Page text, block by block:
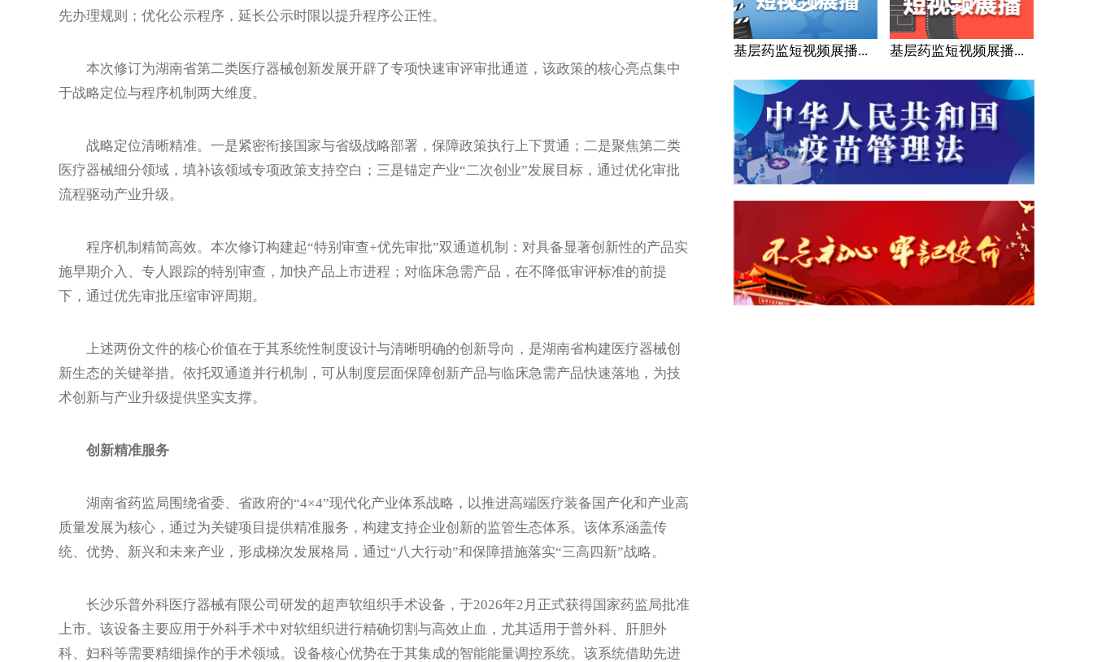
先办理规则；优化公示程序，延长公示时限以提升程序公正性。
本次修订为湖南省第二类医疗器械创新发展开辟了专项快速审评审批通道，该政策的核心亮点集中
于战略定位与程序机制两大维度。
战略定位清晰精准。一是紧密衔接国家与省级战略部署，保障政策执行上下贯通；二是聚焦第二类
医疗器械细分领域，填补该领域专项政策支持空白；三是锚定产业“二次创业”发展目标，通过优化审批
流程驱动产业升级。
程序机制精简高效。本次修订构建起“特别审查+优先审批”双通道机制：对具备显著创新性的产品实
施早期介入、专人跟踪的特别审查，加快产品上市进程；对临床急需产品，在不降低审评标准的前提
下，通过优先审批压缩审评周期。
上述两份文件的核心价值在于其系统性制度设计与清晰明确的创新导向，是湖南省构建医疗器械创
新生态的关键举措。依托双通道并行机制，可从制度层面保障创新产品与临床急需产品快速落地，为技
术创新与产业升级提供坚实支撑。
创新精准服务
湖南省药监局围绕省委、省政府的“4×4”现代化产业体系战略，以推进高端医疗装备国产化和产业高
质量发展为核心，通过为关键项目提供精准服务，构建支持企业创新的监管生态体系。该体系涵盖传
统、优势、新兴和未来产业，形成梯次发展格局，通过“八大行动”和保障措施落实“三高四新”战略。
长沙乐普外科医疗器械有限公司研发的超声软组织手术设备，于2026年2月正式获得国家药监局批准
上市。该设备主要应用于外科手术中对软组织进行精确切割与高效止血，尤其适用于普外科、肝胆外
科、妇科等需要精细操作的手术领域。设备核心优势在于其集成的智能能量调控系统。该系统借助先进
基层药监短视频展播... 基层药监短视频展播...